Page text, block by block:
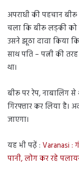
अपराधी की पहचान
चला कि बीरू लड़की को
उसने झूठा दावा किया
साथ पति – पत्नी की
था।
बीरू पर रेप, नाबालिग
गिरफ्तार कर लिया है।
जाएगा।
यह भी पढ़ें : Varanasi :
पानी, लोग कर रहे